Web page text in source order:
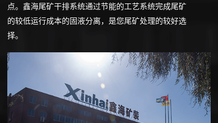
点。鑫海尾矿干排系统通过节能的工艺系统完成尾矿
的较低运行成本的固液分离，是您尾矿处理的较好选
择。